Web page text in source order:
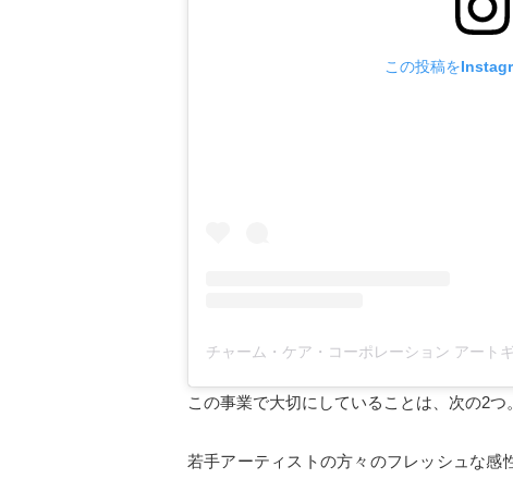
この投稿を
この事業で大切にしていることは、次の2つ。
若手アーティストの方々のフレッシュな感